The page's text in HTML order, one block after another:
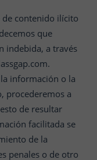
de contenido ilícito
que
indebida, a través
información o la
procederemos a
de resultar
facilitada se
de la
penales o de otro